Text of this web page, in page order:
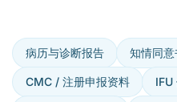
病历与诊断报告 知情同
CMC / 注册申报资料 IFU